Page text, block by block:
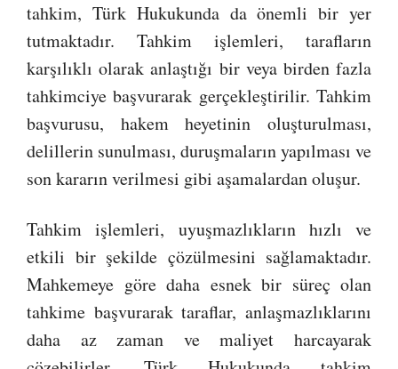
tahkim, Türk Hukukunda da önemli bir yer
tutmaktadır. Tahkim işlemleri, tarafların
karşılıklı olarak anlaştığı bir veya birden fazla
tahkimciye başvurarak gerçekleştirilir. Tahkim
başvurusu, hakem heyetinin oluşturulması,
delillerin sunulması, duruşmaların yapılması ve
son kararın verilmesi gibi aşamalardan oluşur.
Tahkim işlemleri, uyuşmazlıkların hızlı ve
etkili bir şekilde çözülmesini sağlamaktadır.
Mahkemeye göre daha esnek bir süreç olan
tahkime başvurarak taraflar, anlaşmazlıklarını
daha az zaman ve maliyet harcayarak